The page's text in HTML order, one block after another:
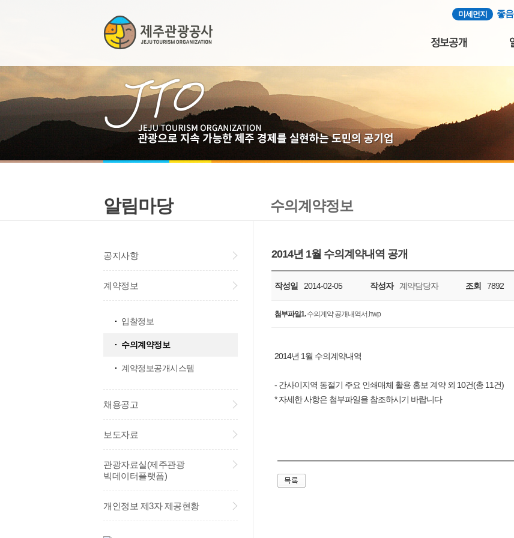
미세먼지 좋음
알림마당
공지사항
계약정보
입찰정보
수의계약정보
계약정보공개시스템
채용공고
보도자료
관광자료실(제주관광
빅데이터플랫폼)
개인정보 제3자 제공현황
수의계약정보
2014년 1월 수의계약내역 공개
작성일 2014-02-05 작성자 계약담당자 조회 7892
첨부파일1. 수의계약 공개내역서.hwp
2014년 1월 수의계약내역
- 간사이지역 동절기 주요 인쇄매체 활용 홍보 계약 외 10건(총 11건)
* 자세한 사항은 첨부파일을 참조하시기 바랍니다